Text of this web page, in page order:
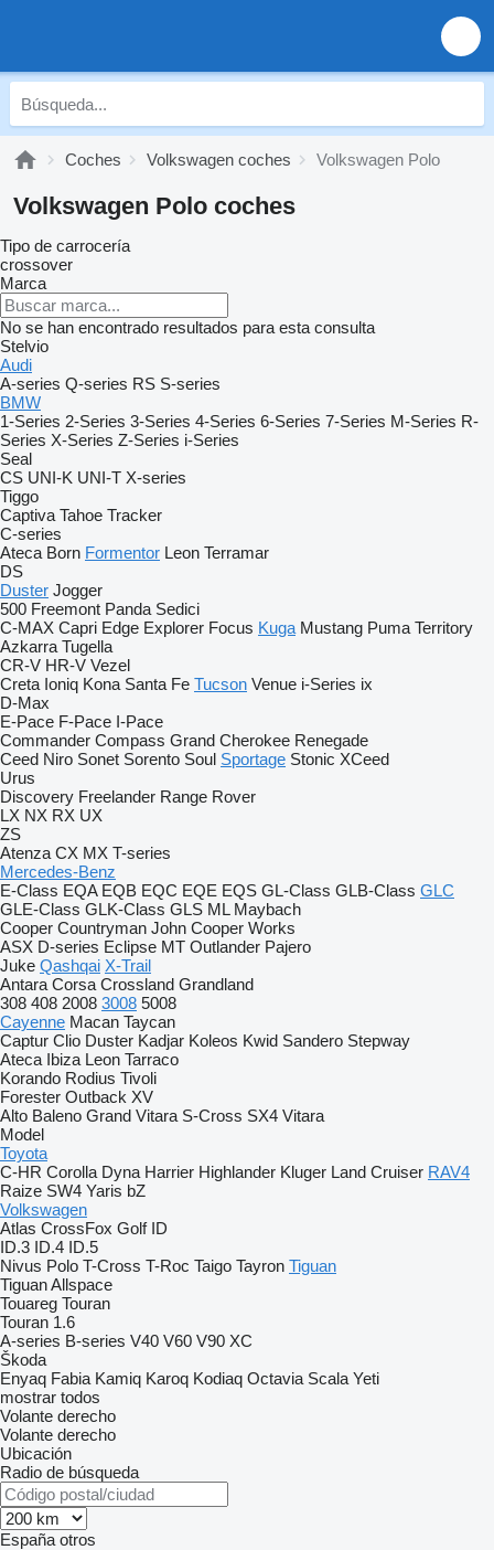
Coches Volkswagen coches Volkswagen Polo
Volkswagen Polo coches
Tipo de carrocería
crossover
Marca
No se han encontrado resultados para esta consulta
Stelvio
Audi
A-series Q-series RS S-series
BMW
1-Series 2-Series 3-Series 4-Series 6-Series 7-Series M-Series R-
Series X-Series Z-Series i-Series
Seal
CS UNI-K UNI-T X-series
Tiggo
Captiva Tahoe Tracker
C-series
Ateca Born Formentor Leon Terramar
DS
Duster Jogger
500 Freemont Panda Sedici
C-MAX Capri Edge Explorer Focus Kuga Mustang Puma Territory
Azkarra Tugella
CR-V HR-V Vezel
Creta Ioniq Kona Santa Fe Tucson Venue i-Series ix
D-Max
E-Pace F-Pace I-Pace
Commander Compass Grand Cherokee Renegade
Ceed Niro Sonet Sorento Soul Sportage Stonic XCeed
Urus
Discovery Freelander Range Rover
LX NX RX UX
ZS
Atenza CX MX T-series
Mercedes-Benz
E-Class EQA EQB EQC EQE EQS GL-Class GLB-Class GLC
GLE-Class GLK-Class GLS ML Maybach
Cooper Countryman John Cooper Works
ASX D-series Eclipse MT Outlander Pajero
Juke Qashqai X-Trail
Antara Corsa Crossland Grandland
308 408 2008 3008 5008
Cayenne Macan Taycan
Captur Clio Duster Kadjar Koleos Kwid Sandero Stepway
Ateca Ibiza Leon Tarraco
Korando Rodius Tivoli
Forester Outback XV
Alto Baleno Grand Vitara S-Cross SX4 Vitara
Model
Toyota
C-HR Corolla Dyna Harrier Highlander Kluger Land Cruiser RAV4
Raize SW4 Yaris bZ
Volkswagen
Atlas CrossFox Golf ID
ID.3 ID.4 ID.5
Nivus Polo T-Cross T-Roc Taigo Tayron Tiguan
Tiguan Allspace
Touareg Touran
Touran 1.6
A-series B-series V40 V60 V90 XC
Škoda
Enyaq Fabia Kamiq Karoq Kodiaq Octavia Scala Yeti
mostrar todos
Volante derecho
Volante derecho
Ubicación
Radio de búsqueda
España otros